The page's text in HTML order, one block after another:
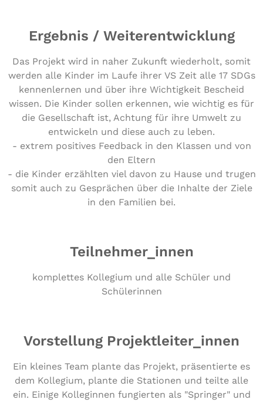
Ergebnis / Weiterentwicklung
Das Projekt wird in naher Zukunft wiederholt, somit
werden alle Kinder im Laufe ihrer VS Zeit alle 17 SDGs
kennenlernen und über ihre Wichtigkeit Bescheid
wissen. Die Kinder sollen erkennen, wie wichtig es für
die Gesellschaft ist, Achtung für ihre Umwelt zu
entwickeln und diese auch zu leben.
- extrem positives Feedback in den Klassen und von
den Eltern
- die Kinder erzählten viel davon zu Hause und trugen
somit auch zu Gesprächen über die Inhalte der Ziele
in den Familien bei.
Teilnehmer_innen
kom­plet­tes Kollegium und alle Schüler und
Schülerinnen
Vorstellung Projektleiter_innen
Ein kleines Team plante das Projekt, präsentierte es
dem Kollegium, plante die Stationen und teilte alle
ein. Einige Kolleginnen fungierten als "Springer" und